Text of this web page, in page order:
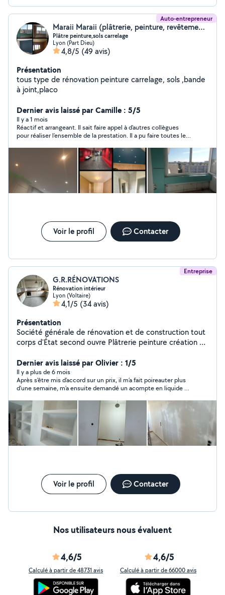
Auto-entrepreneur
Maraii Maraii (plâtrerie, peinture, revêtement sols.murs)
Plâtre peinture,sols carrelage
Lyon (Part Dieu)
4,8/5 (49 avis)
Présentation
tous type de rénovation peinture carrelage, sols ,bande
à joint,placo
Dernier avis laissé par Camille : 5/5
Il y a 1 mois
Réactif et arrangeant. Il sait faire appel à d’autres collègues
pour réaliser l’ensemble de la prestation. Il a pu faire toutes les
quelqu’un pour des meubles et portes sur mesure. La verrière a
été faite et installé par une autre entreprise. Merci !
Voir le profil Contacter
Entreprise
G.R.RÉNOVATIONS
Rénovation intérieur
Lyon (Voltaire)
4,1/5 (34 avis)
Présentation
Société générale de rénovation et de construction tout
corps d'État second ouvre Plâtrerie peinture création de
décoration intérieur pose de porte pose de parquet
pose de cuisine construction de mezzanine sur mesure
en acier construction des escaliers sur mesure en acier
et bois construction de verrière sur mesure en acier
réalisation de électricité réalisation de plomberie
revêtement de sol et mur carrelage création de salle de
bain pose dalle pvc pose de parquet décoration
intérieure plan en 3D nettoyage fin chantier travail
soigné équipé professionnel avec outils professionnel
Dernier avis laissé par Olivier : 1/5
Il y a plus de 6 mois
Après s’être mis d’accord sur un prix, il m’a fait poireauter plus
d’une semaine, m’a ensuite demandé un acompte en liquide et
Heureusement que je ne lui ai pas donné
Voir le profil Contacter
Nos utilisateurs nous évaluent
4,6/5
Calculé à partir de 48731 avis
4,6/5
Calculé à partir de 66000 avis